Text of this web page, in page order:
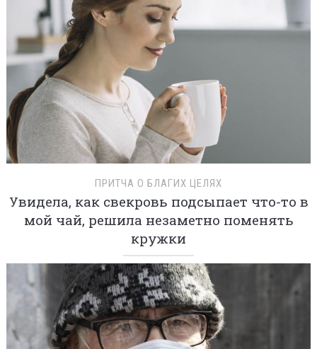
ПРИТЧА О БЛАГИХ ЦЕЛЯХ
Увидела, как свекровь подсыпает что-то в
мой чай, решила незаметно поменять
кружки